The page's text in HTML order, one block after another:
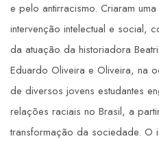
e pelo antirracismo. Criaram
intervenção intelectual e social,
da atuação da historiadora
Eduardo Oliveira e Oliveira, na
de diversos jovens estudantes
relações raciais no Brasil, a
transformação da sociedade. O